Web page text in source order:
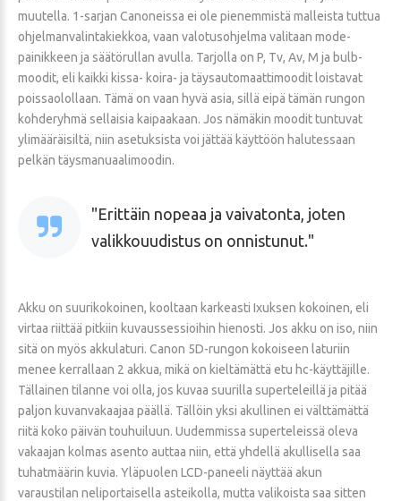
muutella. 1-sarjan Canoneissa ei ole pienemmistä malleista tuttua
ohjelmanvalintakiekkoa, vaan valotusohjelma valitaan mode-
painikkeen ja säätörullan avulla. Tarjolla on P, Tv, Av, M ja bulb-
moodit, eli kaikki kissa- koira- ja täysautomaattimoodit loistavat
poissaolollaan. Tämä on vaan hyvä asia, sillä eipä tämän rungon
kohderyhmä sellaisia kaipaakaan. Jos nämäkin moodit tuntuvat
ylimääräisiltä, niin asetuksista voi jättää käyttöön halutessaan
pelkän täysmanuaalimoodin.
Erittäin nopeaa ja vaivatonta, joten
valikkouudistus on onnistunut.
Akku on suurikokoinen, kooltaan karkeasti Ixuksen kokoinen, eli
virtaa riittää pitkiin kuvaussessioihin hienosti. Jos akku on iso, niin
sitä on myös akkulaturi. Canon 5D-rungon kokoiseen laturiin
menee kerrallaan 2 akkua, mikä on kieltämättä etu hc-käyttäjille.
Tällainen tilanne voi olla, jos kuvaa suurilla superteleillä ja pitää
paljon kuvanvakaajaa päällä. Tällöin yksi akullinen ei välttämättä
riitä koko päivän touhuiluun. Uudemmissa superteleissä oleva
vakaajan kolmas asento auttaa niin, että yhdellä akullisella saa
tuhatmäärin kuvia. Yläpuolen LCD-paneeli näyttää akun
varaustilan neliportaisella asteikolla, mutta valikoista saa sitten